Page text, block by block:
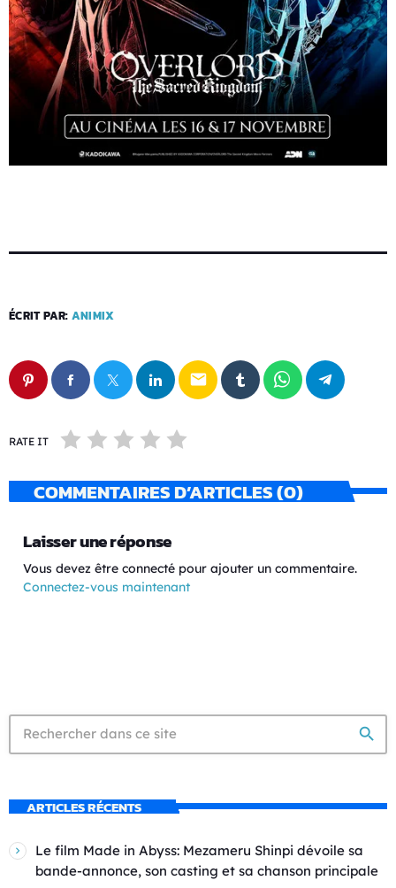
ÉCRIT PAR: ANIMIX
email
RATE IT
COMMENTAIRES D’ARTICLES (0)
Laisser une réponse
Vous devez être connecté pour ajouter un commentaire.
Connectez-vous maintenant
search
ARTICLES RÉCENTS
Le film Made in Abyss: Mezameru Shinpi dévoile sa
bande-annonce, son casting et sa chanson principale